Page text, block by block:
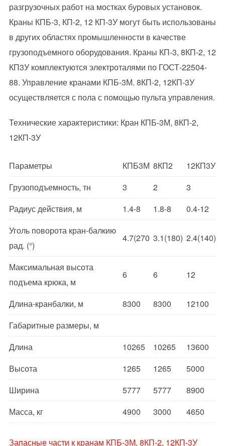
разгрузочных работ на мостках буровых установок.
Краны КПБ-3, КП-2, 12 КП-3У могут быть использованы
в других областях промышленности в качестве
грузоподъемного оборудования. Краны КП-3, 8КП-2, 12
КП3У комплектуются электроталями по ГОСТ-22504-
88. Управление кранами КПБ-3М. 8КП-2, 12КП-3У
осуществляется с пола с помощью пульта управления.
Технические характеристики: Кран КПБ-3М, 8КП-2,
12КП-3У
Параметры КПБ3М 8КП2
12КП3У
Грузоподъемность, тн
3 2
3
Радиус действия, м
1.4-8 1.8-8
0.4-12
Уголь поворота кран-балкию
рад. (°)
4.7(270 3.1(180) 2.4(140)
Максимальная высота
подъема крюка, м
6 6 12
Длина-кранбалки, м 8300 8300
12100
Габаритные размеры, м
Длина
10265 10265
13600
Высота
1265 1265
5000
Ширина
5777 5777
8900
Масса, кг
4900 3000 4650
Запасные части к кранам КПБ-3М, 8КП-2, 12КП-3У